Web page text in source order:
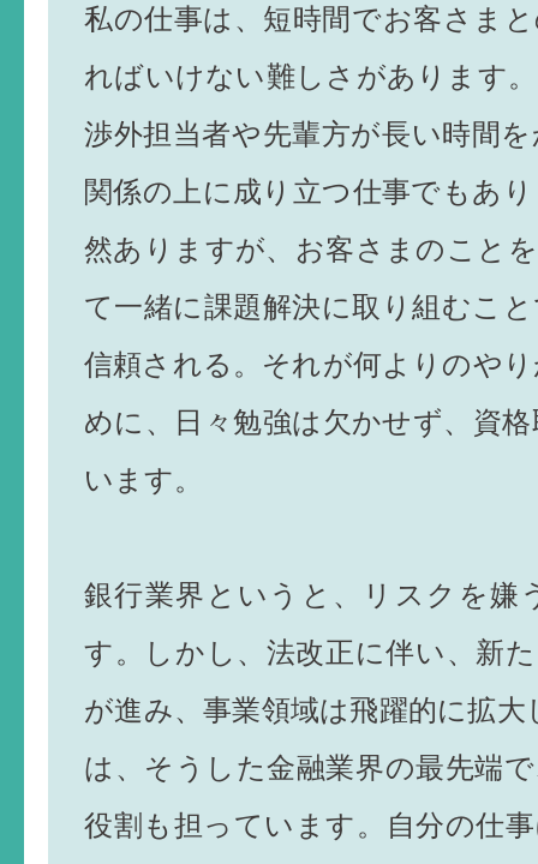
私の仕事は、短時間でお客さま
ればいけない難しさがあります
渉外担当者や先輩方が長い時間
関係の上に成り立つ仕事でもあ
然ありますが、お客さまのこと
て一緒に課題解決に取り組むこ
信頼される。それが何よりのや
めに、日々勉強は欠かせず、資
います。
銀行業界というと、リスクを嫌
す。しかし、法改正に伴い、新
が進み、事業領域は飛躍的に拡
は、そうした金融業界の最先端
役割も担っています。自分の仕